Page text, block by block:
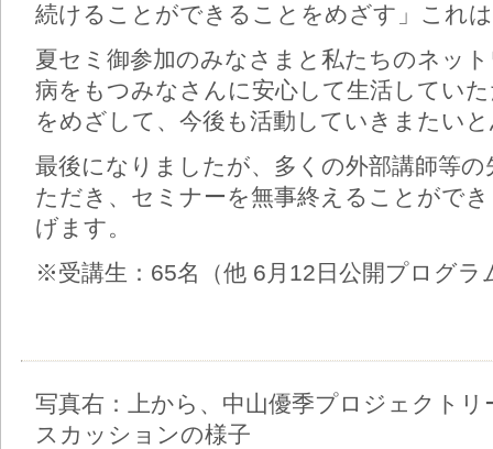
続けることができることをめざす」これ
夏セミ御参加のみなさまと私たちのネッ
病をもつみなさんに安心して生活してい
をめざして、今後も活動していきまたい
最後になりましたが、多くの外部講師等
ただき、セミナーを無事終えることがで
げます。
※受講生：65名（他 6月12日公開プログラ
写真右：上から、中山優季プロジェクト
スカッションの様子